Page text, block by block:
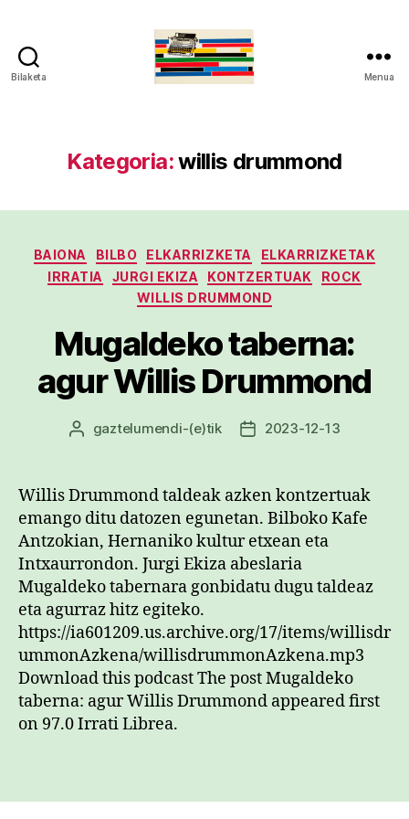
Bilaketa Menua
Kategoria:willis drummond
Kategoriak
BAIONA BILBO ELKARRIZKETA
ELKARRIZKETAK
IRRATIA
JURGI EKIZA KONTZERTUAK
ROCK
WILLIS DRUMMOND
Mugaldeko taberna:
agur Willis Drummond
Argitalpenaren
gaztelumendi-(e)tik
Argitalpenaren
2023-12-13
Willis Drummond taldeak azken kontzertuak
emango ditu datozen egunetan. Bilboko Kafe
Antzokian, Hernaniko kultur etxean eta
Intxaurrondon. Jurgi Ekiza abeslaria
Mugaldeko tabernara gonbidatu dugu taldeaz
eta agurraz hitz egiteko.
https://ia601209.us.archive.org/17/items/willisdr
ummonAzkena/willisdrummonAzkena.mp3
Download this podcast The post Mugaldeko
taberna: agur Willis Drummond appeared first
on 97.0 Irrati Librea.